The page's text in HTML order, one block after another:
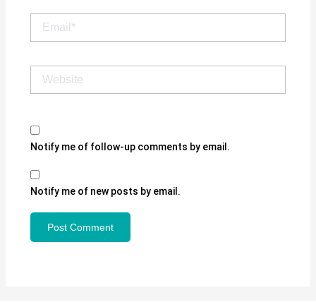
Website
Notify me of follow-up comments by email.
Notify me of new posts by email.